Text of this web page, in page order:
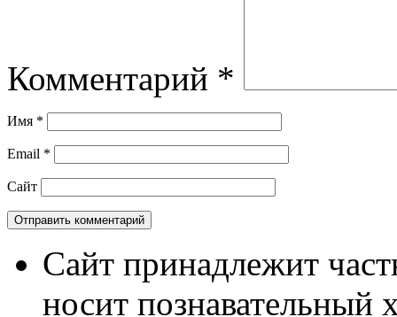
Комментарий *
Имя *
Email *
Сайт
Сайт принадлежит
носит познавательный